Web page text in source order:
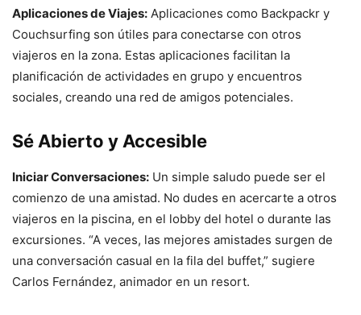
Aplicaciones de Viajes: Aplicaciones como Backpackr y
Couchsurfing son útiles para conectarse con otros
viajeros en la zona. Estas aplicaciones facilitan la
planificación de actividades en grupo y encuentros
sociales, creando una red de amigos potenciales.
Sé Abierto y Accesible
Iniciar Conversaciones: Un simple saludo puede ser el
comienzo de una amistad. No dudes en acercarte a otros
viajeros en la piscina, en el lobby del hotel o durante las
excursiones. “A veces, las mejores amistades surgen de
una conversación casual en la fila del buffet,” sugiere
Carlos Fernández, animador en un resort.